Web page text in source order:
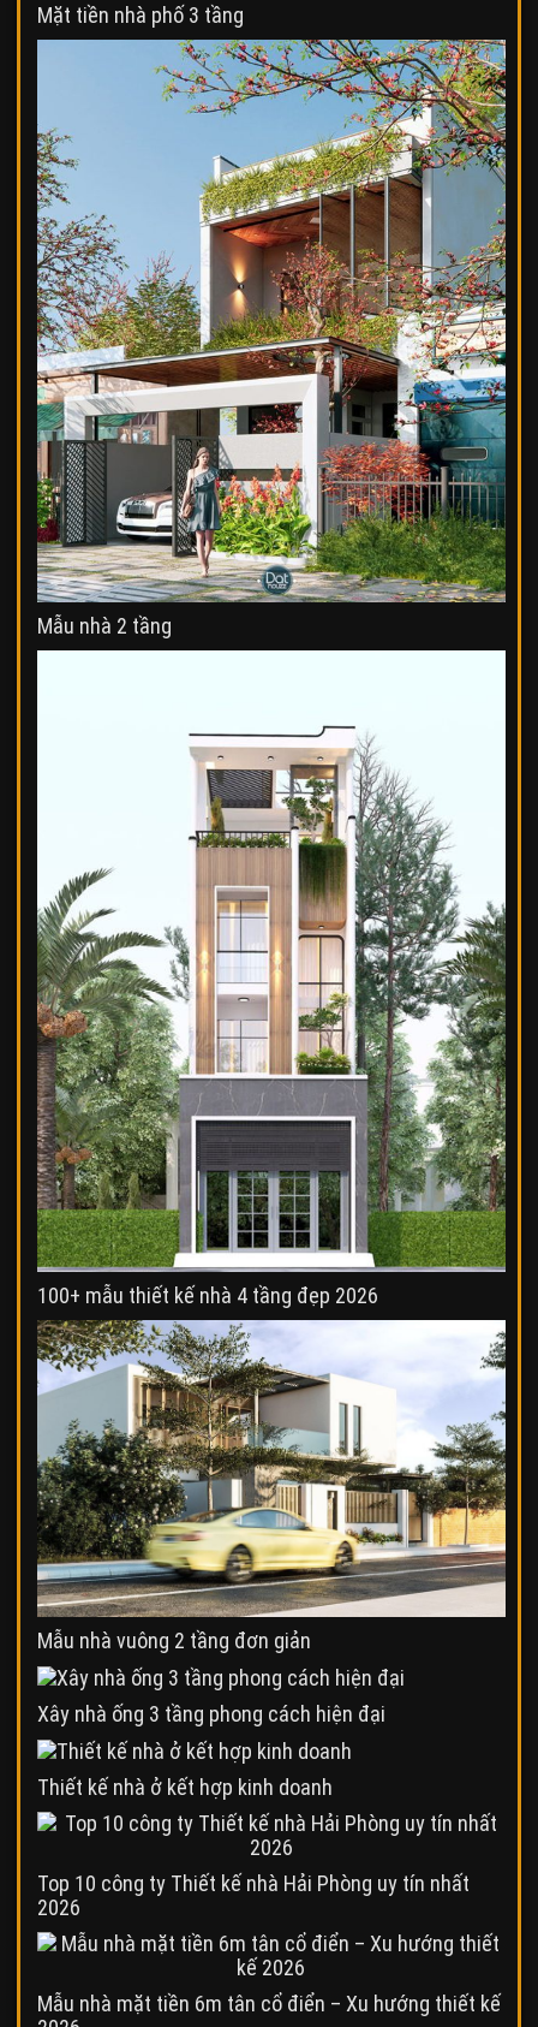
Mặt tiền nhà phố 3 tầng
Mẫu nhà 2 tầng
100+ mẫu thiết kế nhà 4 tầng đẹp 2026
Mẫu nhà vuông 2 tầng đơn giản
Xây nhà ống 3 tầng phong cách hiện đại
Thiết kế nhà ở kết hợp kinh doanh
Top 10 công ty Thiết kế nhà Hải Phòng uy tín nhất
2026
Mẫu nhà mặt tiền 6m tân cổ điển – Xu hướng thiết kế